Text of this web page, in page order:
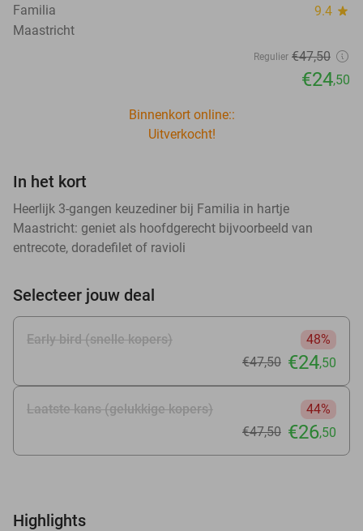
Familia 9.4 star
Maastricht
Regulier €47,50
€24,50
Binnenkort online::
Uitverkocht!
In het kort
Heerlijk 3-gangen keuzediner bij Familia in hartje
Maastricht: geniet als hoofdgerecht bijvoorbeeld van
entrecote, doradefilet of ravioli
Selecteer jouw deal
Early bird (snelle kopers)
48%
€47,50 €24,50
Laatste kans (gelukkige kopers)
44%
€47,50 €26,50
Highlights